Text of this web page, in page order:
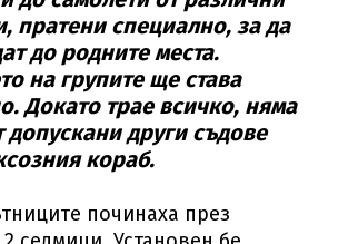
пратени специално, за да
до родните места.
на групите ще става
Докато трае всичко, няма
допускани други съдове
кораб.
починаха през